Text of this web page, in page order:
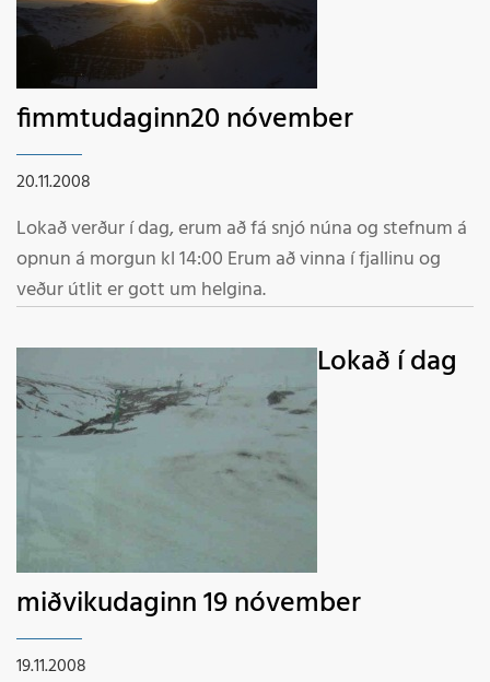
fimmtudaginn20 nóvember
20.11.2008
Lokað verður í dag, erum að fá snjó núna og stefnum á
opnun á morgun kl 14:00 Erum að vinna í fjallinu og
veður útlit er gott um helgina.
Lokað í dag
miðvikudaginn 19 nóvember
19.11.2008